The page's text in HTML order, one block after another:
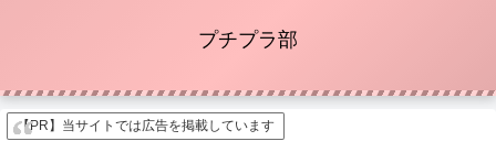
プチプラ部
【PR】当サイトでは広告を掲載しています